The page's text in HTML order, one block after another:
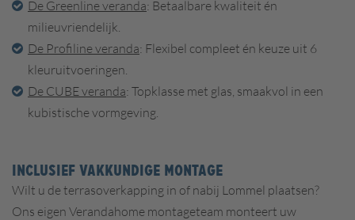
De Greenline veranda: Betaalbare kwaliteit én
milieuvriendelijk.
De Profiline veranda: Flexibel compleet én keuze uit 6
kleuruitvoeringen.
De CUBE veranda: Topklasse met glas, smaakvol in een
kubistische vormgeving.
INCLUSIEF VAKKUNDIGE MONTAGE
Wilt u de terrasoverkapping in of nabij Lommel plaatsen?
Ons eigen Verandahome montageteam monteert uw